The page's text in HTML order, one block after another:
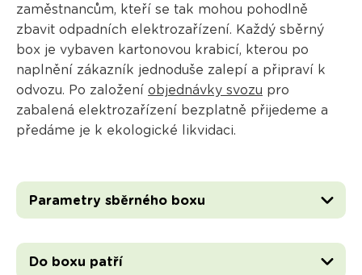
zaměstnancům, kteří se tak mohou pohodlně
zbavit odpadních elektrozařízení. Každý sběrný
box je vybaven kartonovou krabicí, kterou po
naplnění zákazník jednoduše zalepí a připraví k
odvozu. Po založení objednávky svozu pro
zabalená elektrozařízení bezplatně přijedeme a
předáme je k ekologické likvidaci.
Parametry sběrného boxu
Do boxu patří